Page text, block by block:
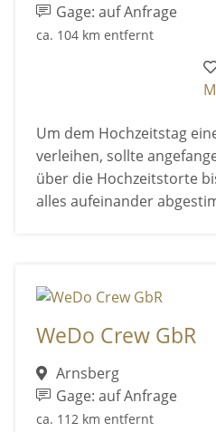
Gage: auf Anfrage
ca. 104 km entfernt
Um dem Hochzeitstag
verleihen, sollte
über die Hochzeitstorte
alles aufeinander
WeDo Crew GbR
Arnsberg
Gage: auf Anfrage
ca. 112 km entfernt